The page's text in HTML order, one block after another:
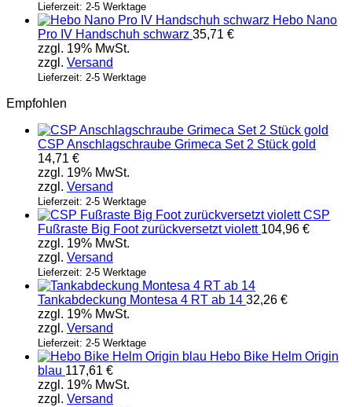
Lieferzeit: 2-5 Werktage
Hebo Nano
Pro IV Handschuh schwarz 35,71 €
zzgl. 19% MwSt.
zzgl. Versand
Lieferzeit: 2-5 Werktage
Empfohlen
CSP Anschlagschraube Grimeca Set 2 Stück gold
14,71 €
zzgl. 19% MwSt.
zzgl. Versand
Lieferzeit: 2-5 Werktage
CSP
Fußraste Big Foot zurückversetzt violett 104,96 €
zzgl. 19% MwSt.
zzgl. Versand
Lieferzeit: 2-5 Werktage
Tankabdeckung Montesa 4 RT ab 14 32,26 €
zzgl. 19% MwSt.
zzgl. Versand
Lieferzeit: 2-5 Werktage
Hebo Bike Helm Origin
blau 117,61 €
zzgl. 19% MwSt.
zzgl. Versand